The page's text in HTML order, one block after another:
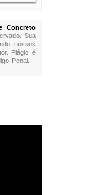
Concreto
Sua
nossos
Plágio é
Penal. –